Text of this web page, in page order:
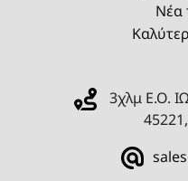
Νέα
3χλμ Ε.Ο.